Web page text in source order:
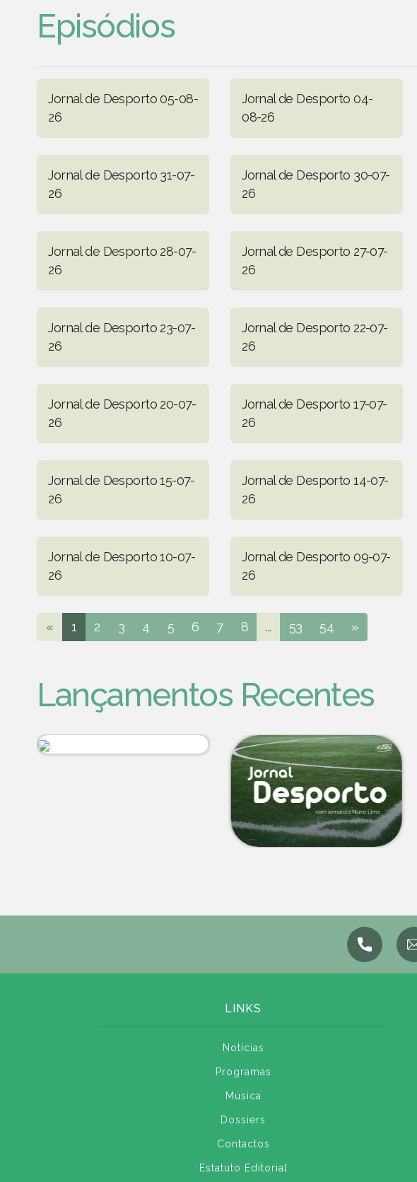
Episódios
Jornal de Desporto 05-08-
26
Jornal de Desporto 04-
08-26
Jornal de Desporto 31-07-
26
Jornal de Desporto 30-07-
26
Jornal de Desporto 28-07-
26
Jornal de Desporto 27-07-
26
Jornal de Desporto 23-07-
26
Jornal de Desporto 22-07-
26
Jornal de Desporto 20-07-
26
Jornal de Desporto 17-07-
26
Jornal de Desporto 15-07-
26
Jornal de Desporto 14-07-
26
Jornal de Desporto 10-07-
26
Jornal de Desporto 09-07-
26
« 1 2 3 4 5 6 7 8 ... 53 54 »
Lançamentos Recentes
LINKS
Notícias
Programas
Música
Dossiers
Contactos
Estatuto Editorial